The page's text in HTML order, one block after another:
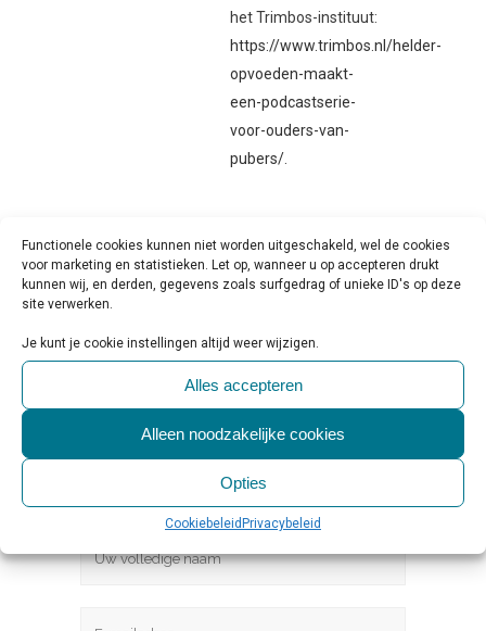
Functionele cookies kunnen niet worden uitgeschakeld, wel de cookies
voor marketing en statistieken. Let op, wanneer u op accepteren drukt
kunnen wij, en derden, gegevens zoals surfgedrag of unieke ID's op deze
site verwerken.
Je kunt je cookie instellingen altijd weer wijzigen.
Alles accepteren
Alleen noodzakelijke cookies
Opties
Cookiebeleid Privacybeleid
het Trimbos-instituut:
https://www.trimbos.nl/helder-
opvoeden-maakt-
een-podcastserie-
voor-ouders-van-
pubers/.
Geef een reactie